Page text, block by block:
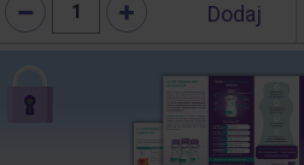
1 Dodaj